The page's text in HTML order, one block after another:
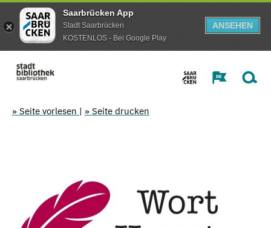
Saarbrücken App
Stadt Saarbrücken
KOSTENLOS - Bei Google Play
ANSEHEN
» Seite vorlesen | » Seite drucken